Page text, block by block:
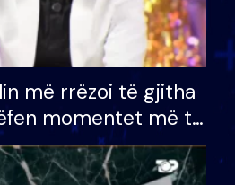
më rrëzoi të gjitha
momentet më të
e BB VIP: Do më
mëngjesit kur…